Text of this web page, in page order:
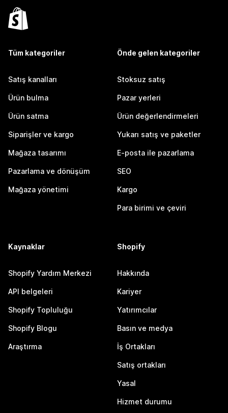
Tüm kategoriler
Satış kanalları
Ürün bulma
Ürün satma
Siparişler ve kargo
Mağaza tasarımı
Pazarlama ve dönüşüm
Mağaza yönetimi
Önde gelen kategoriler
Stoksuz satış
Pazar yerleri
Ürün değerlendirmeleri
Yukarı satış ve paketler
E-posta ile pazarlama
SEO
Kargo
Para birimi ve çeviri
Kaynaklar
Shopify Yardım Merkezi
API belgeleri
Shopify Topluluğu
Shopify Blogu
Araştırma
Shopify
Hakkında
Kariyer
Yatırımcılar
Basın ve medya
İş Ortakları
Satış ortakları
Yasal
Hizmet durumu